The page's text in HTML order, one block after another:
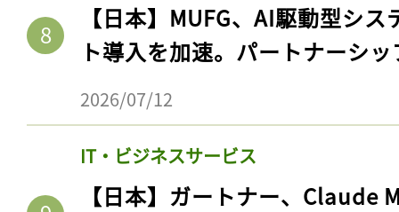
【日本】MUFG、AI駆動型シ
ト導入を加速。パートナーシ
2026/07/12
IT・ビジネスサービス
【日本】ガートナー、Claude